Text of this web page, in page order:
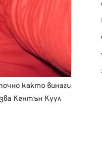
както винаги
Кентън Куул